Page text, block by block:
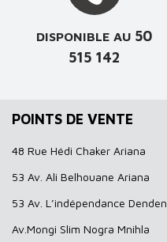
DISPONIBLE AU 50
515 142
POINTS DE VENTE
48 Rue Hédi Chaker Ariana
53 Av. Ali Belhouane Ariana
53 Av. L’indépendance Denden
Av.Mongi Slim Nogra Mnihla